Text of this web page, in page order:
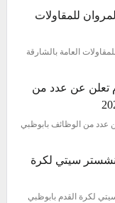
للمقاولات
العامة بالشارقة
تعلن عن عدد من
عدد من الوظائف بابوظبي
سيتي لكرة
لكرة القدم بابوظبي